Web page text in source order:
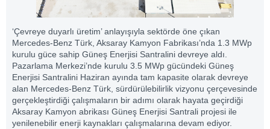
‘Çevreye duyarlı üretim’ anlayışıyla sektörde öne çıkan
Mercedes-Benz Türk, Aksaray Kamyon Fabrikası’nda 1.3 MWp
kurulu güce sahip Güneş Enerjisi Santralini devreye aldı.
Pazarlama Merkezi’nde kurulu 3.5 MWp gücündeki Güneş
Enerjisi Santralini Haziran ayında tam kapasite olarak devreye
alan Mercedes-Benz Türk, sürdürülebilirlik vizyonu çerçevesinde
gerçekleştirdiği çalışmaların bir adımı olarak hayata geçirdiği
Aksaray Kamyon abrikası Güneş Enerjisi Santrali projesi ile
yenilenebilir enerji kaynakları çalışmalarına devam ediyor.